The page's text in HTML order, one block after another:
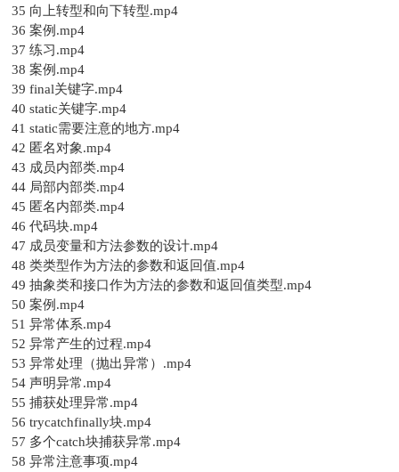
35 向上转型和向下转型.mp4
36 案例.mp4
37 练习.mp4
38 案例.mp4
39 final关键字.mp4
40 static关键字.mp4
41 static需要注意的地方.mp4
42 匿名对象.mp4
43 成员内部类.mp4
44 局部内部类.mp4
45 匿名内部类.mp4
46 代码块.mp4
47 成员变量和方法参数的设计.mp4
48 类类型作为方法的参数和返回值.mp4
49 抽象类和接口作为方法的参数和返回值类型.mp4
50 案例.mp4
51 异常体系.mp4
52 异常产生的过程.mp4
53 异常处理（抛出异常）.mp4
54 声明异常.mp4
55 捕获处理异常.mp4
56 trycatchfinally块.mp4
57 多个catch块捕获异常.mp4
58 异常注意事项.mp4